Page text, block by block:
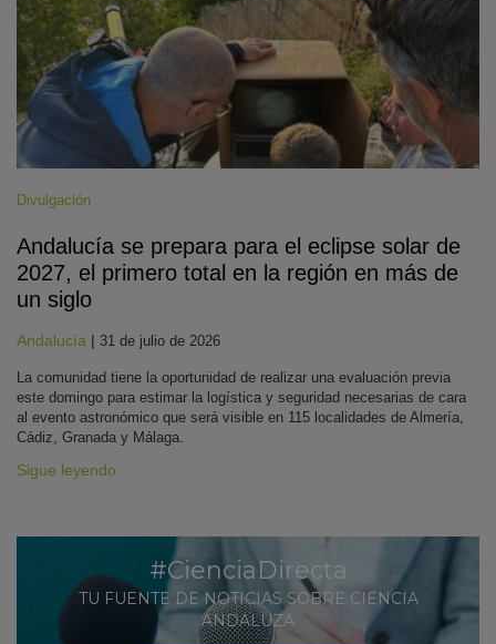
Divulgación
Andalucía se prepara para el eclipse solar de
2027, el primero total en la región en más de
un siglo
Andalucía | 31 de julio de 2026
La comunidad tiene la oportunidad de realizar una evaluación previa
este domingo para estimar la logística y seguridad necesarias de cara
al evento astronómico que será visible en 115 localidades de Almería,
Cádiz, Granada y Málaga.
Sigue leyendo
#CienciaDirecta
TU FUENTE DE NOTICIAS SOBRE CIENCIA
ANDALUZA